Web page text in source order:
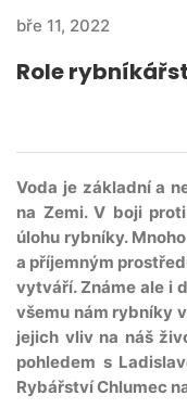
bře 11, 2022
Role
Voda je základní a
na Zemi. V boji
úlohu rybníky.
a příjemným
vytváří. Známe ale i
všemu nám rybníky
jejich vliv na náš
pohledem s
Rybářství Chlumec